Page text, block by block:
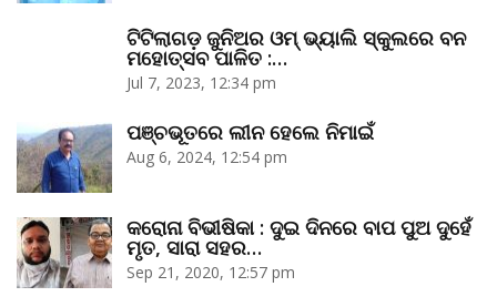
ଟିଟିଲାଗଡ଼ ଜୁନିଅର ଓମ୍‌ ଭ୍ୟାଲି ସ୍କୁଲରେ ବନ
ମହୋତ୍ସବ ପାଳିତ :…
Jul 7, 2023, 12:34 pm
ପଞ୍ଚଭୂତରେ ଲୀନ ହେଲେ ନିମାଇଁ
Aug 6, 2024, 12:54 pm
କରୋନା ବିଭୀଷିକା : ଦୁଇ ଦିନରେ ବାପ ପୁଅ ଦୁହେଁ
ମୃତ, ସାରା ସହର…
Sep 21, 2020, 12:57 pm